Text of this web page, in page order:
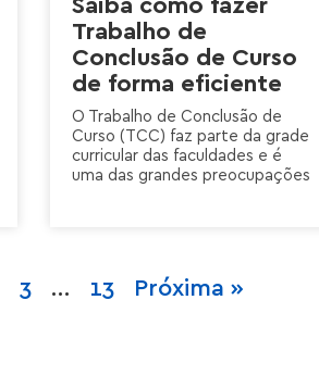
Saiba como fazer
Trabalho de
Conclusão de Curso
de forma eficiente
O Trabalho de Conclusão de
Curso (TCC) faz parte da grade
curricular das faculdades e é
uma das grandes preocupações
3 … 13 Próxima »